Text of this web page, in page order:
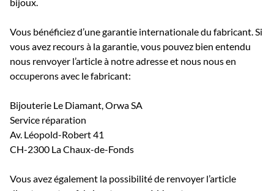
bijoux.
Vous bénéficiez d’une garantie internationale du fabricant. Si
vous avez recours à la garantie, vous pouvez bien entendu
nous renvoyer l’article à notre adresse et nous nous en
occuperons avec le fabricant:
Bijouterie Le Diamant, Orwa SA
Service réparation
Av. Léopold-Robert 41
CH-2300 La Chaux-de-Fonds
Vous avez également la possibilité de renvoyer l’article